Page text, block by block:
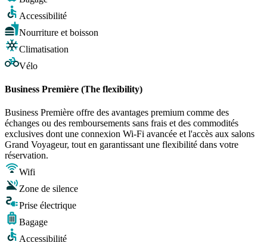
Accessibilité
Nourriture et boisson
Climatisation
Vélo
Business Première (The flexibility)
Business Première offre des avantages premium comme des
échanges ou des remboursements sans frais et des commodités
exclusives dont une connexion Wi-Fi avancée et l'accès aux salons
Grand Voyageur, tout en garantissant une flexibilité dans votre
réservation.
Wifi
Zone de silence
Prise électrique
Bagage
Accessibilité